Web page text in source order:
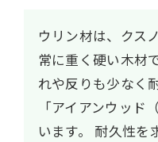
ウリン材は、クス
常に重く硬い木材で
れや反りも少なく
「アイアンウッド
います。
耐久性を